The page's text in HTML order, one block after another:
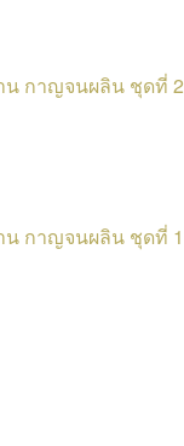
น กาญจนผลิน ชุดที่ 2
น กาญจนผลิน ชุดที่ 1